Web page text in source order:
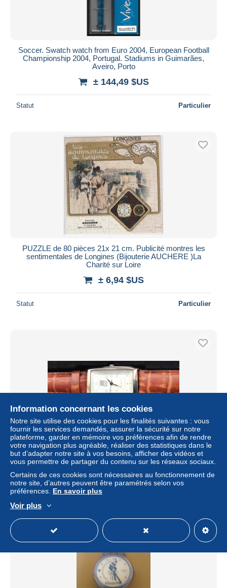
Soccer. Swatch watch from Euro 2004, European Football
Championship 2004, Portugal. Stadiums in Guimarães,
Aveiro, Porto
± 144,49 $US
Statut Particulier
PUZZLE de 80 pièces 21x 21 cm. Publicité montres les
sentimentales de Longines (Bijouterie AUCHERE )La
Charité sur Loire
± 6,94 $US
Statut Particulier
Montre publicitaire BBL - neuve - dans son coffret d'origine
± 8,09 $US
Statut Particulier
Information concernant les cookies
Notre site utilise des cookies pour les finalités suivantes : vous
fournir les services demandés, assurer la sécurité sur notre
plateforme, garder en mémoire vos préférences afin de rendre
votre navigation plus agréable, réaliser des statistiques dans le
but d’adapter notre site à vos besoins, afficher des vidéos et
vous permettre de partager du contenu sur les réseaux sociaux.
Certains de ces cookies sont nécessaires au fonctionnement de
notre site, d’autres peuvent être paramétrés selon vos
préférences. En savoir plus
Voir plus